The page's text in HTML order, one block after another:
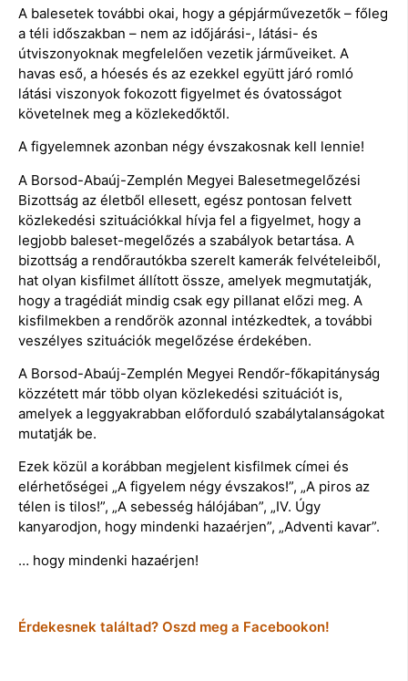
A balesetek további okai, hogy a gépjárművezetők – főleg
a téli időszakban – nem az időjárási-, látási- és
útviszonyoknak megfelelően vezetik járműveiket. A
havas eső, a hóesés és az ezekkel együtt járó romló
látási viszonyok fokozott figyelmet és óvatosságot
követelnek meg a közlekedőktől.
A figyelemnek azonban négy évszakosnak kell lennie!
A Borsod-Abaúj-Zemplén Megyei Balesetmegelőzési
Bizottság az életből ellesett, egész pontosan felvett
közlekedési szituációkkal hívja fel a figyelmet, hogy a
legjobb baleset-megelőzés a szabályok betartása. A
bizottság a rendőrautókba szerelt kamerák felvételeiből,
hat olyan kisfilmet állított össze, amelyek megmutatják,
hogy a tragédiát mindig csak egy pillanat előzi meg. A
kisfilmekben a rendőrök azonnal intézkedtek, a további
veszélyes szituációk megelőzése érdekében.
A Borsod-Abaúj-Zemplén Megyei Rendőr-főkapitányság
közzétett már több olyan közlekedési szituációt is,
amelyek a leggyakrabban előforduló szabálytalanságokat
mutatják be.
Ezek közül a korábban megjelent kisfilmek címei és
elérhetőségei „A figyelem négy évszakos!”, „A piros az
télen is tilos!”, „A sebesség hálójában”, „IV. Úgy
kanyarodjon, hogy mindenki hazaérjen”, „Adventi kavar”.
… hogy mindenki hazaérjen!
Érdekesnek találtad? Oszd meg a Facebookon!